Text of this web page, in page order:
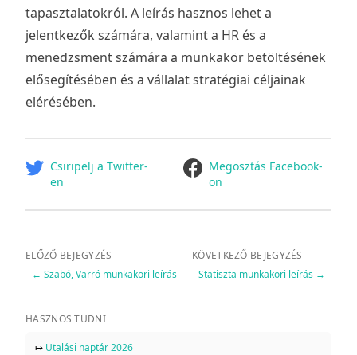
tapasztalatokról. A leírás hasznos lehet a
jelentkezők számára, valamint a HR és a
menedzsment számára a munkakör betöltésének
elősegítésében és a vállalat stratégiai céljainak
elérésében.
Csiripelj a Twitter-
en
facebookMegosztás Facebook-
on
ELŐZŐ BEJEGYZÉS
← Szabó, Varró munkaköri leírás
KÖVETKEZŐ BEJEGYZÉS
Statiszta munkaköri leírás →
HASZNOS TUDNI
↦ Utalási naptár 2026